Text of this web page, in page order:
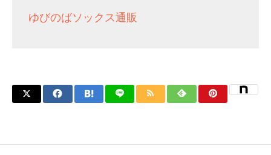
ゆびのばソックス通販